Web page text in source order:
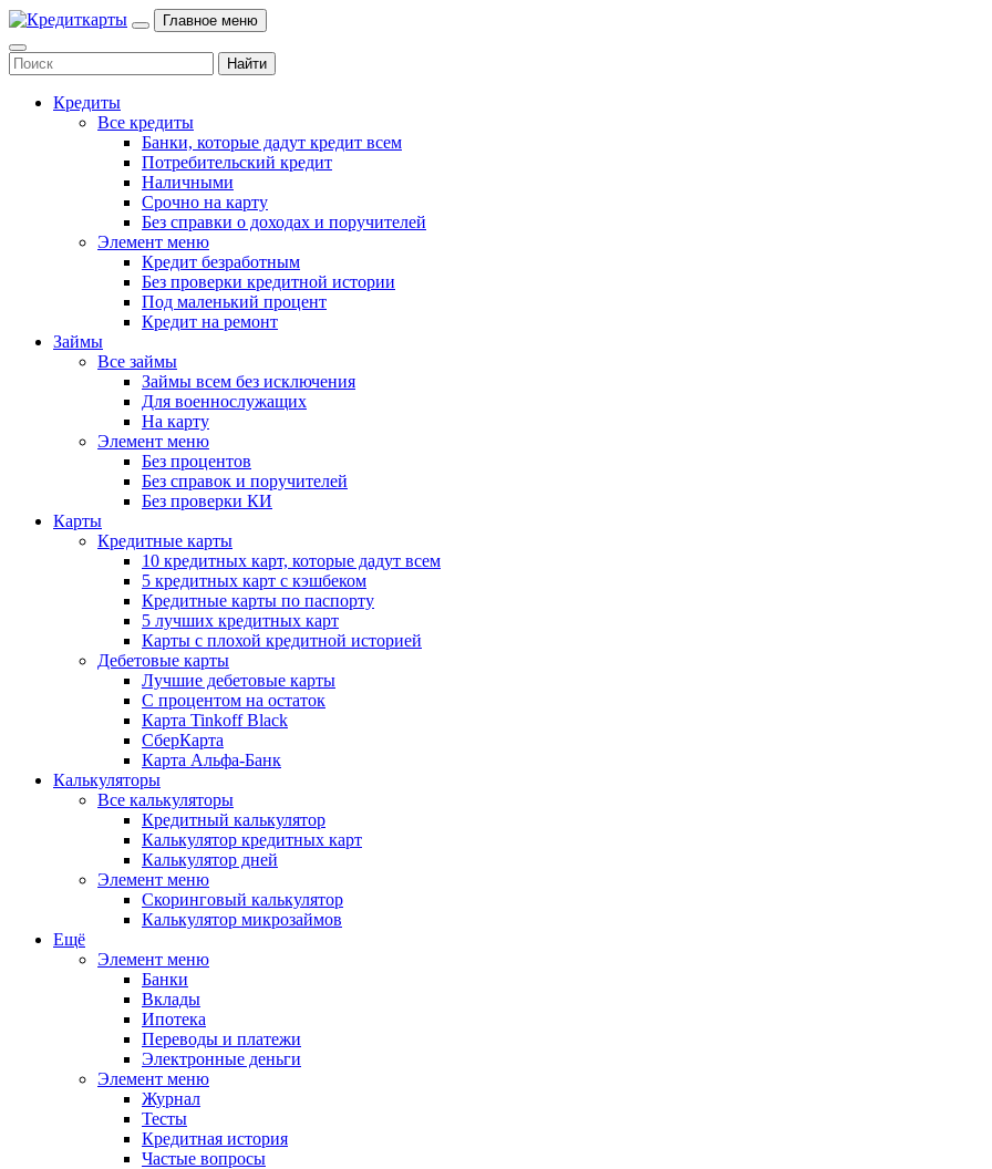
Главное меню
Кредиты
Все кредиты
Банки, которые дадут кредит всем
Потребительский кредит
Наличными
Срочно на карту
Без справки о доходах и поручителей
Элемент меню
Кредит безработным
Без проверки кредитной истории
Под маленький процент
Кредит на ремонт
Займы
Все займы
Займы всем без исключения
Для военнослужащих
На карту
Элемент меню
Без процентов
Без справок и поручителей
Без проверки КИ
Карты
Кредитные карты
10 кредитных карт, которые дадут всем
5 кредитных карт с кэшбеком
Кредитные карты по паспорту
5 лучших кредитных карт
Карты с плохой кредитной историей
Дебетовые карты
Лучшие дебетовые карты
С процентом на остаток
Карта Tinkoff Black
СберКарта
Карта Альфа-Банк
Калькуляторы
Все калькуляторы
Кредитный калькулятор
Калькулятор кредитных карт
Калькулятор дней
Элемент меню
Скоринговый калькулятор
Калькулятор микрозаймов
Ещё
Элемент меню
Банки
Вклады
Ипотека
Переводы и платежи
Электронные деньги
Элемент меню
Журнал
Тесты
Кредитная история
Частые вопросы